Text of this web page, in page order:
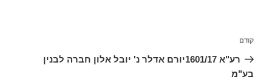
הפוסט
הקודם
קודם
רע"א 1601/17יורם אדלר נ' יובל אלון חברה לבנין
בע"מ